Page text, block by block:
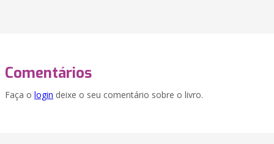
Comentários
Faça o login deixe o seu comentário sobre o livro.